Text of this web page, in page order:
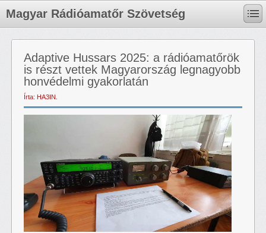
Magyar Rádióamatőr Szövetség
Adaptive Hussars 2025: a rádióamatőrök
is részt vettek Magyarország legnagyobb
honvédelmi gyakorlatán
Írta: HA3IN.